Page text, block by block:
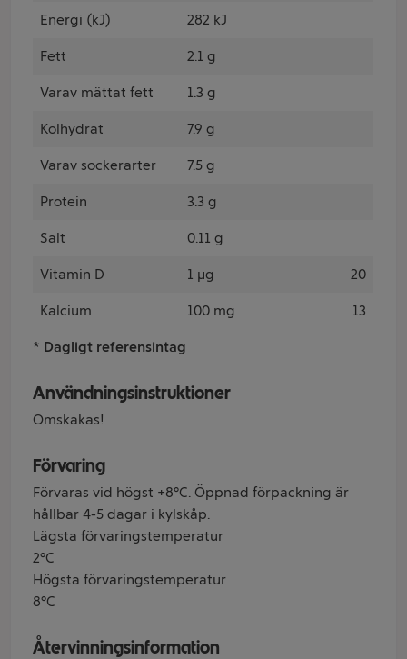
Energi (kJ) 282 kJ
Fett 2.1 g
Varav mättat fett 1.3 g
Kolhydrat 7.9 g
Varav sockerarter 7.5 g
Protein 3.3 g
Salt 0.11 g
Vitamin D 1 µg 20
Kalcium 100 mg 13
* Dagligt referensintag
Användningsinstruktioner
Omskakas!
Förvaring
Förvaras vid högst +8°C. Öppnad förpackning är
hållbar 4-5 dagar i kylskåp.
Lägsta förvaringstemperatur
2°C
Högsta förvaringstemperatur
8°C
Återvinningsinformation